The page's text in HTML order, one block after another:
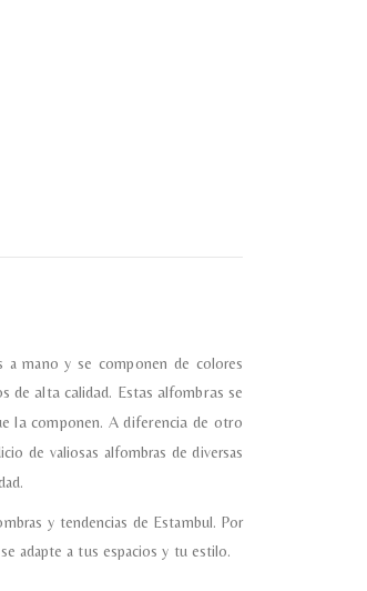
a mano y se componen de colores
de alta calidad. Estas alfombras se
la componen. A diferencia de otro
de valiosas alfombras de diversas
y tendencias de Estambul. Por
adapte a tus espacios y tu estilo.